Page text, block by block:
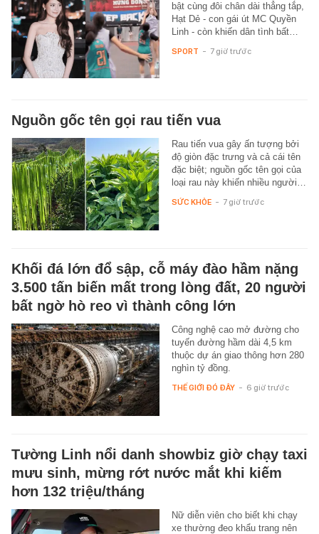
bật cùng đôi chân dài thẳng tắp,
Hạt Dẻ - con gái út MC Quyền
Linh - còn khiến dân tình bất…
SPORT - 7 giờ trước
Nguồn gốc tên gọi rau tiến vua
Rau tiến vua gây ấn tượng bởi
độ giòn đặc trưng và cả cái tên
đặc biệt; nguồn gốc tên gọi của
loại rau này khiến nhiều người…
SỨC KHỎE - 7 giờ trước
Khối đá lớn đổ sập, cỗ máy đào hầm nặng
3.500 tấn biến mất trong lòng đất, 20 người
bất ngờ hò reo vì thành công lớn
Công nghệ cao mở đường cho
tuyến đường hầm dài 4,5 km
thuộc dự án giao thông hơn 280
nghìn tỷ đồng.
THẾ GIỚI ĐÓ ĐÂY - 6 giờ trước
Tường Linh nổi danh showbiz giờ chạy taxi
mưu sinh, mừng rớt nước mắt khi kiếm
hơn 132 triệu/tháng
Nữ diễn viên cho biết khi chạy
xe thường đeo khẩu trang nên